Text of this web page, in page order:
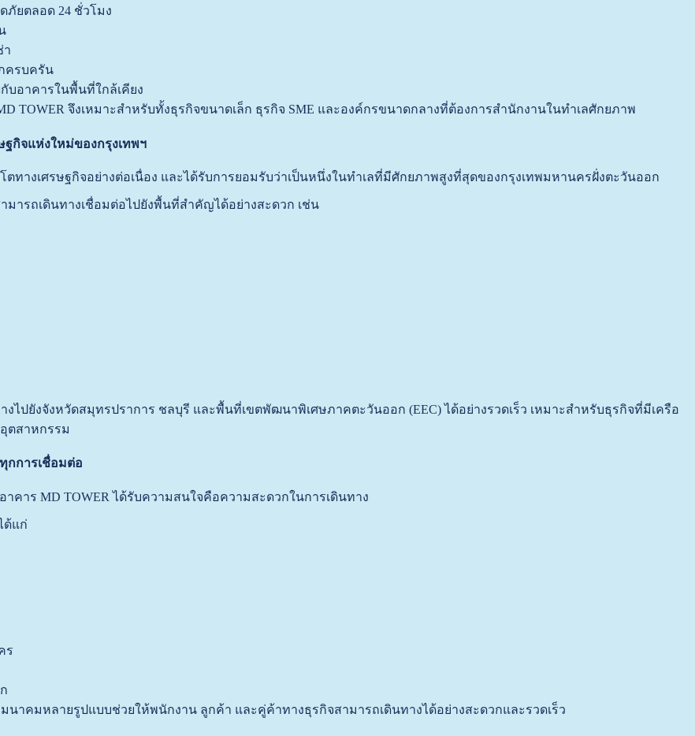
ภัยตลอด 24 ชั่วโมง
า
ครบครัน
บอาคารในพื้นที่ใกล้เคียง
TOWER จึงเหมาะสำหรับทั้งธุรกิจขนาดเล็ก ธุรกิจ SME และองค์กรขนาดกลางที่ต้องการสำนักงานในทำเลศักยภาพ
ฐกิจแห่งใหม่ของกรุงเทพฯ
ตทางเศรษฐกิจอย่างต่อเนื่อง และได้รับการยอมรับว่าเป็นหนึ่งในทำเลที่มีศักยภาพสูงที่สุดของกรุงเทพมหานครฝั่งตะวันออก
มารถเดินทางเชื่อมต่อไปยังพื้นที่สำคัญได้อย่างสะดวก เช่น
งไปยังจังหวัดสมุทรปราการ ชลบุรี และพื้นที่เขตพัฒนาพิเศษภาคตะวันออก (EEC) ได้อย่างรวดเร็ว เหมาะสำหรับธุรกิจที่มีเครือ
ตสาหกรรม
กการเชื่อมต่อ
คาร MD TOWER ได้รับความสนใจคือความสะดวกในการเดินทาง
ด้แก่
ร
นาคมหลายรูปแบบช่วยให้พนักงาน ลูกค้า และคู่ค้าทางธุรกิจสามารถเดินทางได้อย่างสะดวกและรวดเร็ว